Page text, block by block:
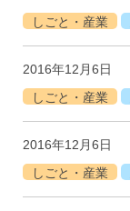
しごと・産業
2016年12月6日
しごと・産業
2016年12月6日
しごと・産業